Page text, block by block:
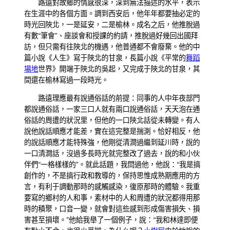
路遠對故鄉的情感很深，深到無法描述的水平，表示
在生涯中的各個方面。調到西安后，他年年都要抽必定的
時光回陜北，一是延安，二是榆林。成名之后，他推脫過
有數“筆會”、座談會和授課的約請，推脫過好幾回出國拜
訪，但只需有往陜北的機遇，他普通都不會廢棄。他的中
篇小說《人生》寫于陜北的甘泉，長篇小說《平常的舞蹈
場地世界》開端于陜北的吳起，又完成于陜北的甘泉，其
間還在榆林寫過一段時光。
路遠理應最有說通俗話的前提：同事的人中年夜部門
都說通俗話，一家三口人就有兩口說通俗話，天天泡在通
俗話的周遭的狀況里，但他的一口陜北話從未轉變。有人
說他說話順應才能差，實在這完整是揣測。恰好相反，他
的說話順應才能特殊強，他剛從清澗過繼到延川時，說的
一口清澗話，沒過多長時光就完整改了過去，說的和小伙
伴們“一格樣樣的”。就此話題，我問過他，他說：“我是搞
創作的，不是搞行政和教導的，保持思惟成熟期應用的方
言，有利于調動那時的感觸感染，復原那時的體驗。我重
要寫的鄉村的人和事，素材中的人和周遭的狀況都得用那
時的積聚，口音一變，就會對這些感到形成傷害損失、損
害甚至損壞。”他給我舉了一個例子，說：“我和林達即便